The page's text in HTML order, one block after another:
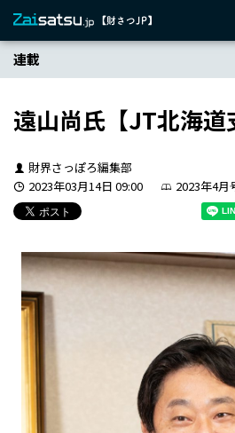
連載
遠山尚氏【JT北海道
財界さっぽろ編集部
2023年03月14日 09:00
2023年4月